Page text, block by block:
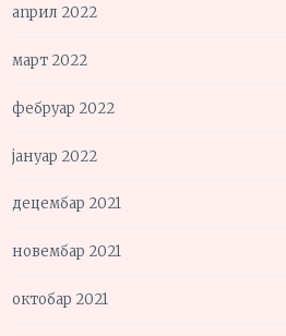
април 2022
март 2022
фебруар 2022
јануар 2022
децембар 2021
новембар 2021
октобар 2021